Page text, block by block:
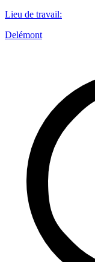
Lieu de travail:
Delémont